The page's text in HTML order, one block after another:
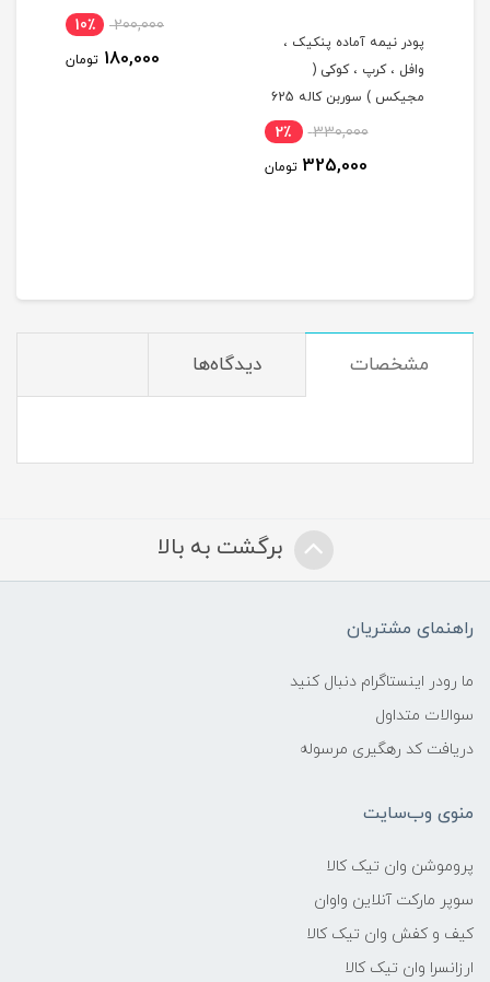
پودر نیمه آماده پنکیک ،
وافل ، کرپ ، کوکی (
مجیکس ) سوربن کاله 625
330,000 2٪
325,000 تومان
200,000 10٪
180,000 تومان
مشخصات دیدگاه‌ها
برگشت به بالا
راهنمای مشتریان
ما رودر اینستاگرام دنبال کنید
سوالات متداول
دریافت کد رهگیری مرسوله
منوی وب‌سایت
پروموشن وان تیک کالا
سوپر مارکت آنلاین واوان
کیف و کفش وان تیک کالا
ارزانسرا وان تیک کالا